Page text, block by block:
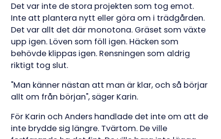
Det var inte de stora projekten som tog emot.
Inte att plantera nytt eller göra om i trädgården.
Det var allt det där monotona. Gräset som växte
upp igen. Löven som föll igen. Häcken som
behövde klippas igen. Rensningen som aldrig
riktigt tog slut.
"Man känner nästan att man är klar, och så börjar
allt om från början", säger Karin.
För Karin och Anders handlade det inte om att de
inte brydde sig längre. Tvärtom. De ville